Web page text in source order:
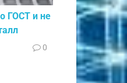
ГОСТ и не
0